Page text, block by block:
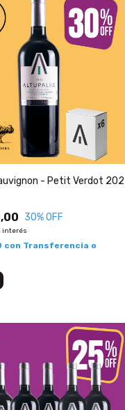
- Petit Verdot
30% OFF
interés
con Transferencia o